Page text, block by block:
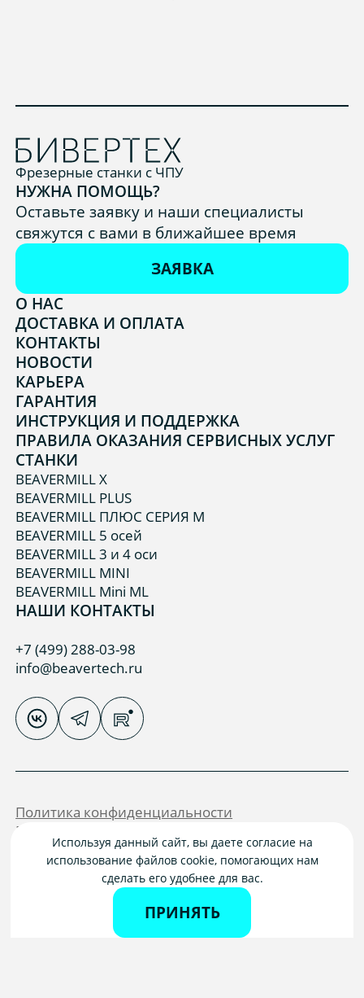
Используя данный сайт, вы даете согласие на
использование файлов cookie, помогающих нам
сделать его удобнее для вас.
ПРИНЯТЬ
Фрезерные станки с ЧПУ
О НАС
ДОСТАВКА И ОПЛАТА
КОНТАКТЫ
НОВОСТИ
КАРЬЕРА
ГАРАНТИЯ
ИНСТРУКЦИЯ И ПОДДЕРЖКА
ПРАВИЛА ОКАЗАНИЯ СЕРВИСНЫХ УСЛУГ
СТАНКИ
BEAVERMILL X
BEAVERMILL PLUS
BEAVERMILL ПЛЮС СЕРИЯ М
BEAVERMILL 5 осей
BEAVERMILL 3 и 4 оси
BEAVERMILL MINI
BEAVERMILL Mini ML
НАШИ КОНТАКТЫ
+7 (499) 288-03-98
info@beavertech.ru
НУЖНА ПОМОЩЬ?
Оставьте заявку и наши специалисты
свяжутся с вами в ближайшее время
ЗАЯВКА
Политика конфиденциальности
Пользовательское соглашение
2026 ООО «БИВЕР ТЕХ»
© Все права защищены.
Не является публичной офертой.
Производитель оставляет за собой право
вносить изменения в конструкцию,
характеристики, комплектацию и внешний вид